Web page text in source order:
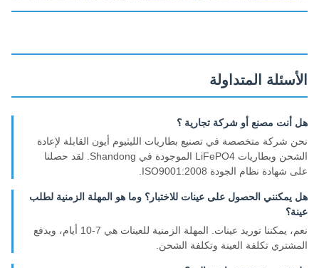
الأسئلة المتداولة
هل أنت مصنع أو شركة تجارية ؟
نحن شركة متخصصة في تصنيع بطاريات الليثيوم أيون القابلة لإعادة
الشحن وبطاريات LiFePO4 الموجودة في Shandong. لقد حصلنا
على شهادة نظام الجودة ISO9001:2008.
هل يمكنني الحصول على عينات للاختبار؟ وما هو المهلة الزمنية لطلب
عينة؟
نعم، يمكننا توريد عينات. المهلة الزمنية للعينات هي 7-10 أيام، ويدفع
المشتري تكلفة العينة وتكلفة الشحن.